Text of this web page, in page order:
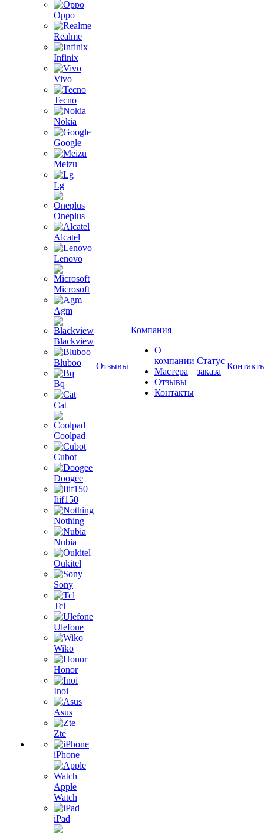
Oppo
Realme
Infinix
Vivo
Tecno
Nokia
Google
Meizu
Lg
Oneplus
Alcatel
Lenovo
Microsoft
Agm
Blackview
Bluboo
Bq
Cat
Coolpad
Cubot
Doogee
Iiif150
Nothing
Nubia
Oukitel
Sony
Tcl
Ulefone
Wiko
Honor
Inoi
Asus
Zte
iPhone
Apple
Watch
iPad
Отзывы
Компания
О
компании
Мастера
Отзывы
Контакты
Статус
заказа